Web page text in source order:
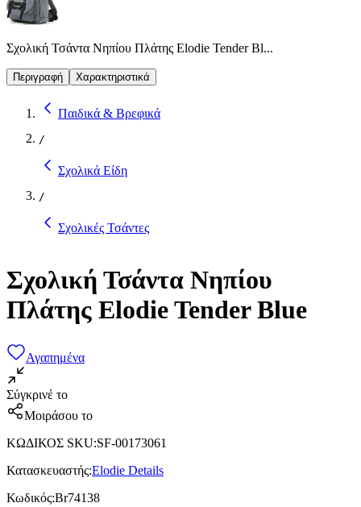
Σχολική Τσάντα Νηπίου Πλάτης Elodie Tender Bl...
Περιγραφή Χαρακτηριστικά
Παιδικά & Βρεφικά
/
Σχολικά Είδη
/
Σχολικές Τσάντες
Σχολική Τσάντα Νηπίου
Πλάτης Elodie Tender Blue
Αγαπημένα
Σύγκρινέ το
Μοιράσου το
ΚΩΔΙΚΟΣ SKU:SF-00173061
Κατασκευαστής:Elodie Details
Κωδικός:Br74138